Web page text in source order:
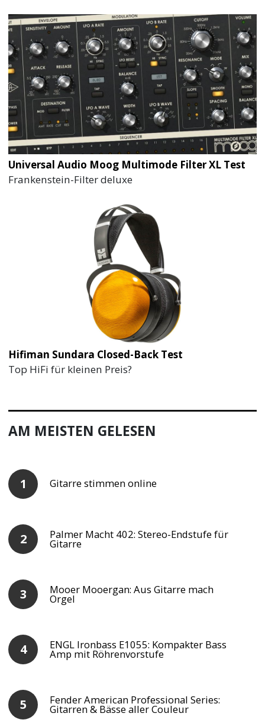
Universal Audio Moog Multimode Filter XL Test
Frankenstein-Filter deluxe
Hifiman Sundara Closed-Back Test
Top HiFi für kleinen Preis?
AM MEISTEN GELESEN
Gitarre stimmen online
Palmer Macht 402: Stereo-Endstufe für
Gitarre
Mooer Mooergan: Aus Gitarre mach
Orgel
ENGL Ironbass E1055: Kompakter Bass
Amp mit Röhrenvorstufe
Fender American Professional Series:
Gitarren & Bässe aller Couleur